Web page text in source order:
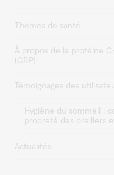
Thèmes de santé
À propos de la protéine
(CRP)
Témoignages des
Hygiène du sommeil :
propreté des oreillers
Actualités